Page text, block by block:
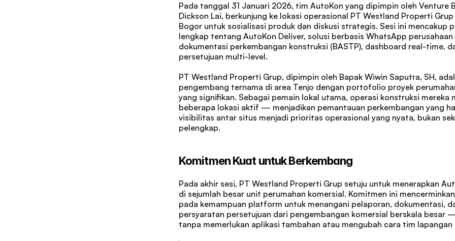
Pada tanggal 31 Januari 2026, tim AutoKon yang dipimpin oleh Venture
Dickson Lai, berkunjung ke lokasi operasional PT Westland Properti
Bogor untuk sosialisasi produk dan diskusi strategis. Sesi ini mencakup
lengkap tentang AutoKon Deliver, solusi berbasis WhatsApp
dokumentasi perkembangan konstruksi (BASTP), dashboard real-time,
persetujuan multi-level.
PT Westland Properti Grup, dipimpin oleh Bapak Wiwin Saputra, SH,
pengembang ternama di area Tenjo dengan portofolio proyek
yang signifikan. Sebagai pemain lokal utama, operasi konstruksi mereka
beberapa lokasi aktif — menjadikan pemantauan perkembangan yang
visibilitas antar situs menjadi prioritas operasional yang nyata, bukan
pelengkap.
Komitmen Kuat untuk Berkembang
Pada akhir sesi, PT Westland Properti Grup setuju untuk menerapkan
di sejumlah besar unit perumahan komersial. Komitmen ini
pada kemampuan platform untuk menangani pelaporan, dokumentasi,
persyaratan persetujuan dari pengembangan komersial berskala besar
tanpa memerlukan aplikasi tambahan atau mengubah cara tim lapangan